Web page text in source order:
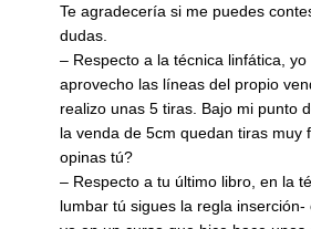
Te agradecería si me puedes
dudas.
– Respecto a la técnica linfática,
aprovecho las líneas del propio
realizo unas 5 tiras. Bajo mi punto
la venda de 5cm quedan tiras muy
opinas tú?
– Respecto a tu último libro, en la
lumbar tú sigues la regla